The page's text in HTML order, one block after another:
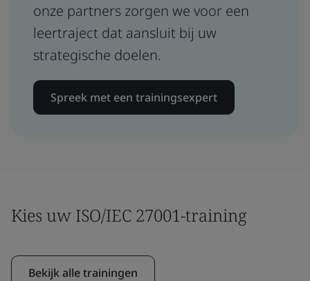
onze partners zorgen we voor een
leertraject dat aansluit bij uw
strategische doelen.
Spreek met een trainingsexpert
Kies uw ISO/IEC 27001-training
Bekijk alle trainingen